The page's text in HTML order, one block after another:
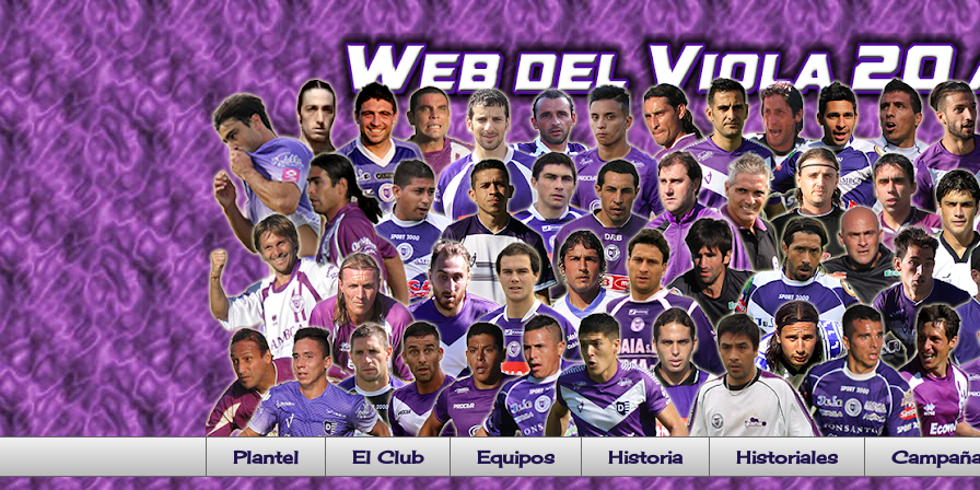
Plantel El Club Equipos Historia Historiales